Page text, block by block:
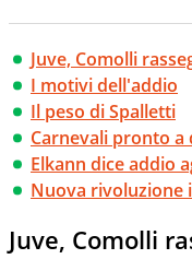
Juve, Comolli
I motivi dell'addio
Il peso di Spalletti
Carnevali pronto a
Elkann dice addio
Nuova rivoluzione
Juve, Comolli